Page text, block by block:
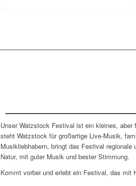
Unser Watzstock Festival ist ein kleines,
steht Watzstock für großartige Live-Musik,
Musikliebhabern, bringt das Festival
Natur, mit guter Musik und bester Stimmung.
Kommt vorbei und erlebt ein Festival, das mit